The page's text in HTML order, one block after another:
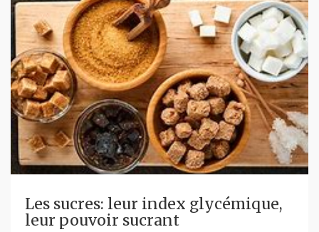
Les sucres: leur index glycémique,
leur pouvoir sucrant